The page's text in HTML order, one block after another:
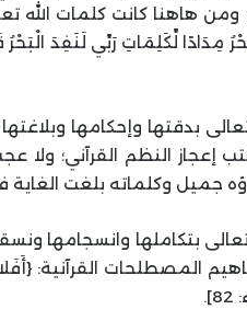
ومن هاهنا كانت كلمات الله
مِدَادًا لِّكَلِمَاتِ رَبِّي لَنَفِدَ
بدقتها وإحكامها وبلاغتها
النظم القرآني؛ ولا
جميل وكلماته بلغت الغاية
بتكاملها وانسجامها
المصطلحات القرآنية: {أَفَلا